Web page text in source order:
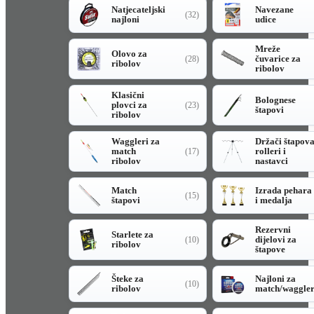
Natjecateljski
najloni
(32)
Navezane
udice
Olovo za
ribolov
(28)
Mreže
čuvarice za
ribolov
Klasični
plovci za
ribolov
(23)
Bolognese
štapovi
Waggleri za
match
ribolov
(17)
Držači štapova
rolleri i
nastavci
Match
štapovi
(15)
Izrada pehara
i medalja
Starlete za
ribolov
(10)
Rezervni
dijelovi za
štapove
Šteke za
ribolov
(10)
Najloni za
match/waggler